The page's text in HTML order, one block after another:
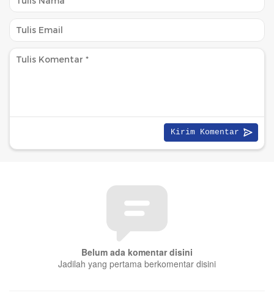
Belum ada komentar disini
Jadilah yang pertama berkomentar disini